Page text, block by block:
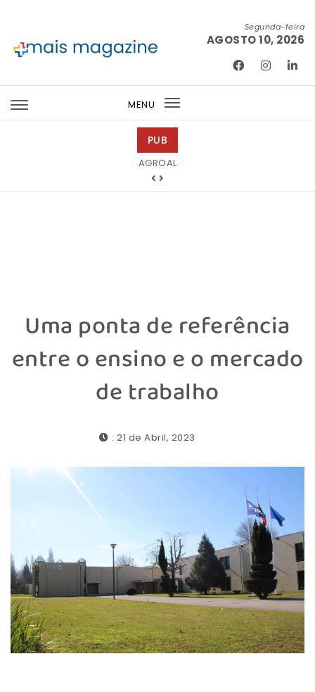
Segunda-feira
AGOSTO 10, 2026
MENU
Toggle
PUB
Tintas 2000
Uma ponta de referência
entre o ensino e o mercado
de trabalho
: 21 de Abril, 2023